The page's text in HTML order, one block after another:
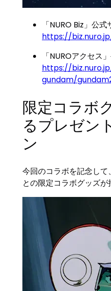
「NURO Biz」公式
https://
「NUROアクセス
https://
gundam/
限定コラボ
るプレゼン
ン
今回のコラボを記念して
との限定コラボグッズが